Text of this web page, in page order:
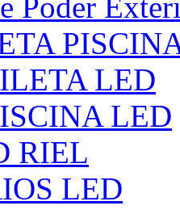
LED
LED
RIEL
LED